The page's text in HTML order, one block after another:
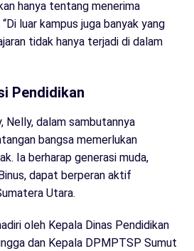
hanya tentang menerima
luar kampus juga banyak yang
tidak hanya terjadi di dalam
Pendidikan
Nelly, dalam sambutannya
bangsa memerlukan
Ia berharap generasi muda,
dapat berperan aktif
Utara.
oleh Kepala Dinas Pendidikan
dan Kepala DPMPTSP Sumut